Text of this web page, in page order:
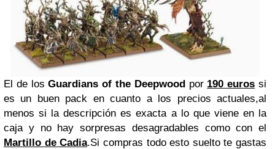
El de losGuardians of the Deepwoodpor 190 euros si
es un buen pack en cuanto a los precios actuales,al
menos si la descripción es exacta a lo que viene en la
caja y no hay sorpresas desagradables como con el
Martillo de Cadia.Si compras todo esto suelto te gastas